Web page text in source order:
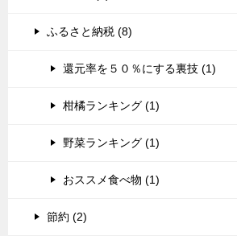
ふるさと納税 (8)
還元率を５０％にする裏技 (1)
柑橘ランキング (1)
野菜ランキング (1)
おススメ食べ物 (1)
節約 (2)